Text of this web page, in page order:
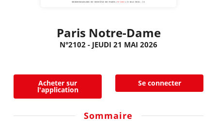
Paris Notre-Dame
N°2102 - JEUDI 21 MAI 2026
Acheter sur
l'application
Se connecter
Sommaire